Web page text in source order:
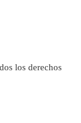
los derechos